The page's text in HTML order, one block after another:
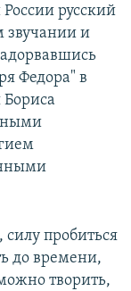
русский
звучании и
Федора" в
Бориса
пробиться
до времени,
творить,